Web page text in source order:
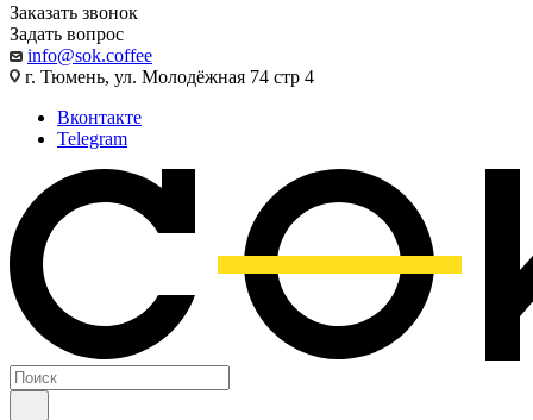
Заказать звонок
Задать вопрос
info@sok.coffee
г. Тюмень, ул. Молодёжная 74 стр 4
Вконтакте
Telegram